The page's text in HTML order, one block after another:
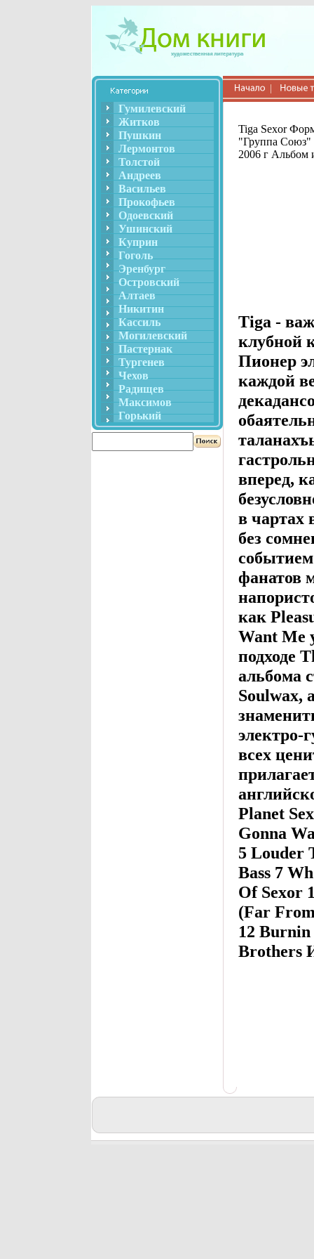
Гумилевский
Житков
Пушкин
Лермонтов
Толстой
Андреев
Васильев
Прокофьев
Одоевский
Ушинский
Куприн
Гоголь
Эренбург
Островский
Алтаев
Никитин
Кассиль
Могилевский
Пастернак
Тургенев
Чехов
Радищев
Максимов
Горький
Tiga Sexor
"Группа Союз"
2006 г Альбом
Tiga -
клубной
Пионер
каждой
вперед,
в чартах
без
фанатов
как
Want Me
подходе
альбома
Soulwax,
электро-
всех
Planet
Gonna
5 Louder
Bass 7
Of Sexor
(Far
12 Burnin
Brothers